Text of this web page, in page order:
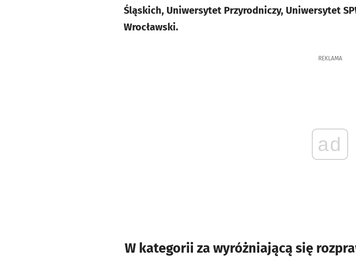
Śląskich, Uniwersytet Przyrodniczy, Uniwersytet
Wrocławski.
REKLAMA
ad
W kategorii za wyróżniającą się